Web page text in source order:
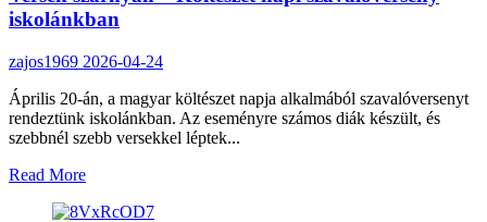
Csongor
és
Tünde
iskolánkban
zajos1969 2026-04-24
Április 20-án, a magyar költészet napja alkalmából szavalóversenyt
rendeztünk iskolánkban. Az eseményre számos diák készült, és
szebbnél szebb versekkel léptek...
Read MoreRead
about